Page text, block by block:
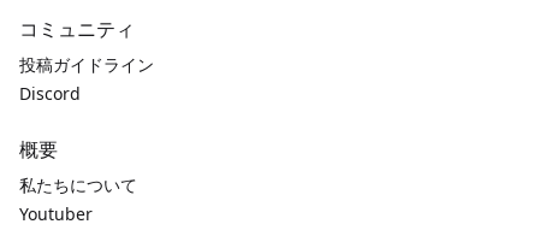
コミュニティ
投稿ガイドライン
Discord
概要
私たちについて
Youtuber